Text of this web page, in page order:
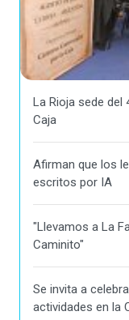
La Rioja sede del
Caja
Afirman que los
escritos por IA
"Llevamos a La
Caminito"
Se invita a
actividades en la